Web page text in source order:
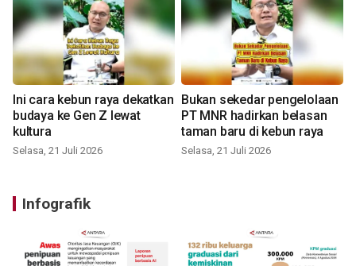
Ini cara kebun raya dekatkan
budaya ke Gen Z lewat
kultura
Selasa, 21 Juli 2026
Bukan sekedar pengelolaan
PT MNR hadirkan belasan
taman baru di kebun raya
Selasa, 21 Juli 2026
Infografik